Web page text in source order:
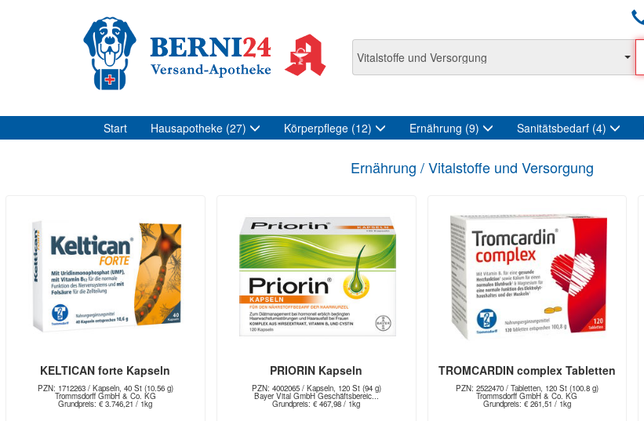
Start Hausapotheke (27) Körperpflege (12) Ernährung (9) Sanitätsbedarf (4)
Ernährung / Vitalstoffe und Versorgung
KELTICAN forte Kapseln
PZN: 1712263 / Kapseln, 40 St (10.56 g)
Trommsdorff GmbH & Co. KG
Grundpreis: € 3.746,21 / 1kg
PRIORIN Kapseln
PZN: 4002065 / Kapseln, 120 St (94 g)
Bayer Vital GmbH Geschäftsbereic...
Grundpreis: € 467,98 / 1kg
TROMCARDIN complex Tabletten
PZN: 2522470 / Tabletten, 120 St (100.8 g)
Trommsdorff GmbH & Co. KG
Grundpreis: € 261,51 / 1kg